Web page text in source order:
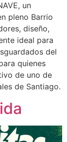
un
pleno Barrio
diseño,
ideal para
del
quienes
de uno de
de Santiago.